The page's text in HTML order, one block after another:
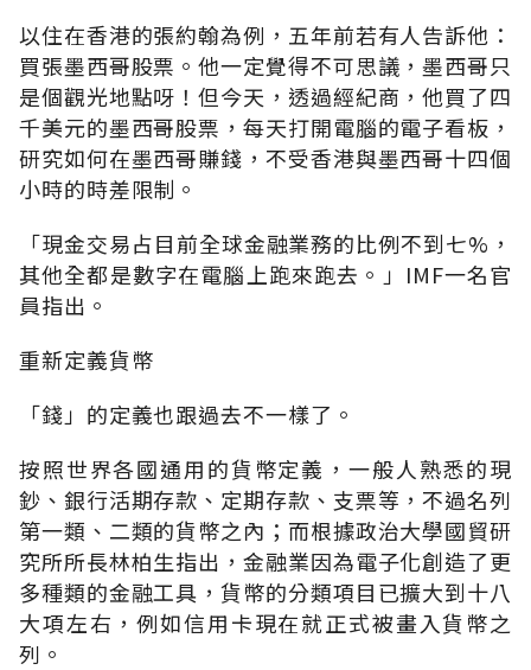
以住在香港的張約翰為例，五年前若有人告訴他：
買張墨西哥股票。他一定覺得不可思議，墨西哥只
是個觀光地點呀！但今天，透過經紀商，他買了四
千美元的墨西哥股票，每天打開電腦的電子看板，
研究如何在墨西哥賺錢，不受香港與墨西哥十四個
小時的時差限制。
「現金交易占目前全球金融業務的比例不到七%，
其他全都是數字在電腦上跑來跑去。」IMF一名官
員指出。
重新定義貨幣
「錢」的定義也跟過去不一樣了。
按照世界各國通用的貨幣定義，一般人熟悉的現
鈔、銀行活期存款、定期存款、支票等，不過名列
第一類、二類的貨幣之內；而根據政治大學國貿研
究所所長林柏生指出，金融業因為電子化創造了更
多種類的金融工具，貨幣的分類項目已擴大到十八
大項左右，例如信用卡現在就正式被畫入貨幣之
列。